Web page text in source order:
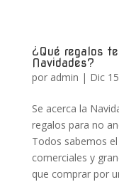
¿Qué regalos
Navidades?
por admin | Dic
Se acerca la
regalos para no
Todos sabemos
comerciales y
que comprar por